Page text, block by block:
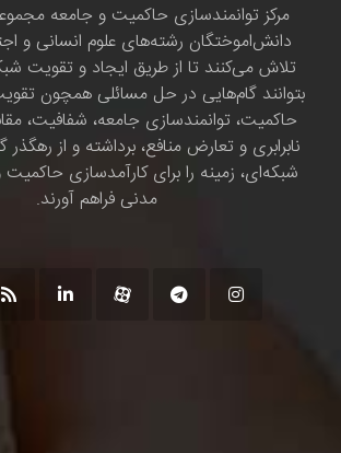
مرکز توانمندسازی حاکمیت و جامعه
دانش‌اموختگان رشته‌های علوم انسانی و
تلاش می‌کنند تا از طریق ایجاد و تقویت
بتوانند گام‌هایی در حل مسائلی همچون
حاکمیت، توانمندسازی جامعه، شفافیت،
نابرابری و تعارض منافع، برداشته و از
شبکه‌ای، زمینه را برای کارآمدسازی
مدنی فراهم آورند.